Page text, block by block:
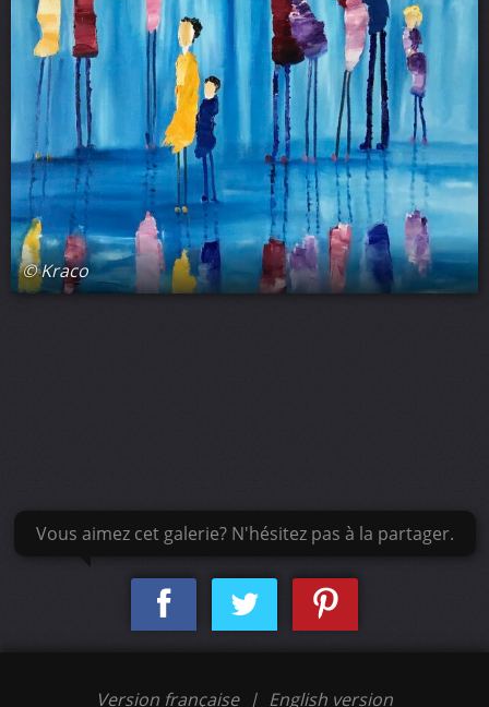
© Kraco
Vous aimez cet galerie? N'hésitez pas à la partager.
Version française | English version